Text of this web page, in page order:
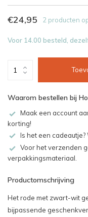
€24,95 2 producten
Voor 14.00 besteld,
Waarom bestellen bij
Maak een account
korting!
Is het een
Voor het verzenden
verpakkingsmateriaal.
Productomschrijving
Het rode met zwart-wit
bijpassende